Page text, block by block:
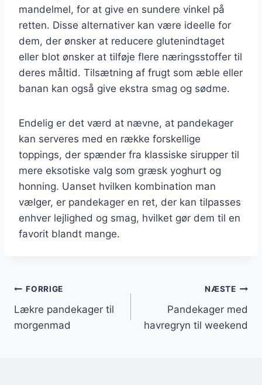
mandelmel, for at give en sundere vinkel på
retten. Disse alternativer kan være ideelle for
dem, der ønsker at reducere glutenindtaget
eller blot ønsker at tilføje flere næringsstoffer til
deres måltid. Tilsætning af frugt som æble eller
banan kan også give ekstra smag og sødme.
Endelig er det værd at nævne, at pandekager
kan serveres med en række forskellige
toppings, der spænder fra klassiske sirupper til
mere eksotiske valg som græsk yoghurt og
honning. Uanset hvilken kombination man
vælger, er pandekager en ret, der kan tilpasses
enhver lejlighed og smag, hvilket gør dem til en
favorit blandt mange.
Indlægsnavigation
FORRIGE
Lækre pandekager til
morgenmad
NÆSTE
Pandekager med
havregryn til weekend